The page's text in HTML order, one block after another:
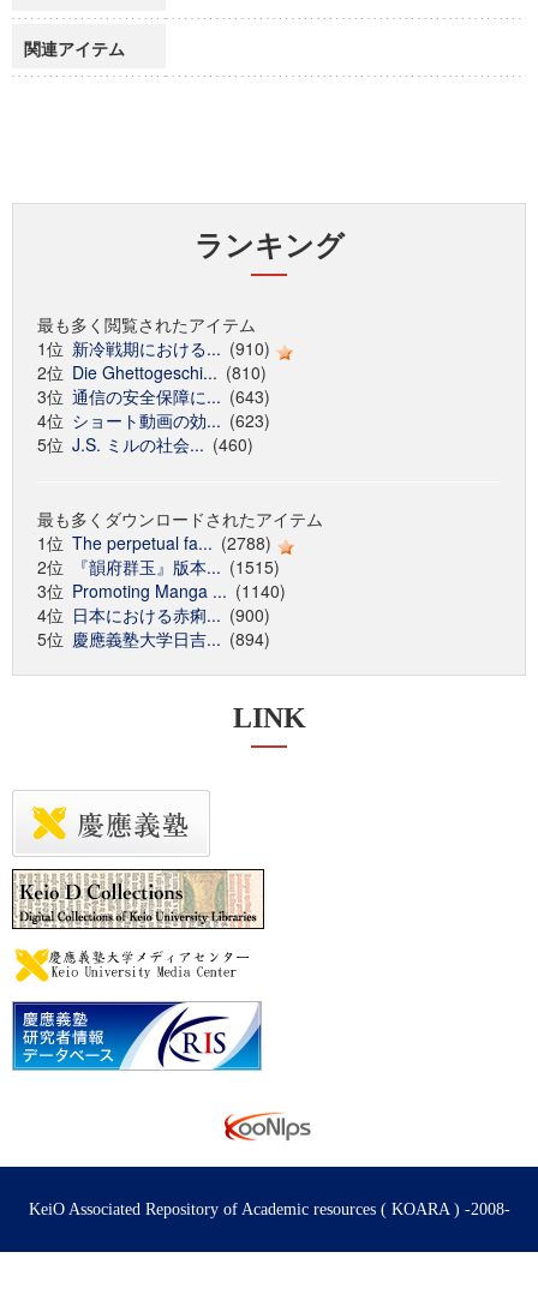
関連アイテム
ランキング
最も多く閲覧されたアイテム
1位 新冷戦期における... (910)
2位 Die Ghettogeschi... (810)
3位 通信の安全保障に... (643)
4位 ショート動画の効... (623)
5位 J.S. ミルの社会... (460)
最も多くダウンロードされたアイテム
1位 The perpetual fa... (2788)
2位
『韻府群玉』版本... (1515)
3位 Promoting Manga ... (1140)
4位 日本における赤痢... (900)
5位 慶應義塾大学日吉... (894)
LINK
KeiO Associated Repository of Academic resources ( KOARA ) -2008-